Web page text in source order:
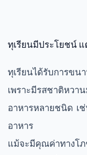
ทุเรียนมีประโยชน์
ทุเรียนได้รับการขน
เพราะมีรสชาติหวา
อาหารหลายชนิด เ
อาหาร
แม้จะมีคุณค่าทาง